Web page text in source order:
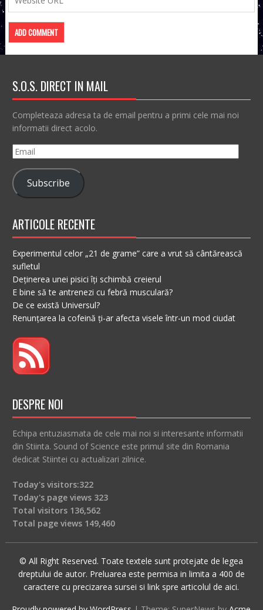
S.O.S. DIRECT IN MAIL
Completeaza adresa ta de email pentru a primi cele mai noi
informatii direct acolo.
Email
Subscribe
ARTICOLE RECENTE
Experimentul celor „21 de grame” care a vrut să cântărească
sufletul
Deținerea unei pisici îți schimbă creierul
E bine să te antrenezi cu febră musculară?
De ce există Universul?
Renunțarea la cofeină ți-ar afecta visele într-un mod ciudat
DESPRE NOI
Echipa entuziasmata de cele mai noi si interesante informatii
din Stiinta. Sound of Science este primul site din Romania
dedicat Stiintei cu actualizari zilnice.
Today's visitors:322
Today's page views 323
Total visitors 136,562
Total page views 149,460
© All Right Reserved. Toate textele sunt protejate de legea
dreptului de autor. Preluarea este permisa in limita a 400 de
caractere cu precizarea sursei si link spre articolul de aici.